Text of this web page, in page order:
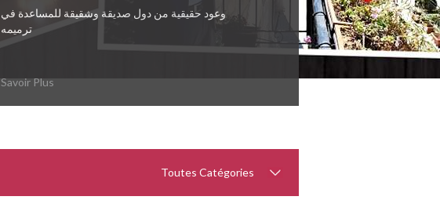
وعود حقيقية من دول صديقة وشقيقة للمساعدة في
ترميمه
Savoir Plus